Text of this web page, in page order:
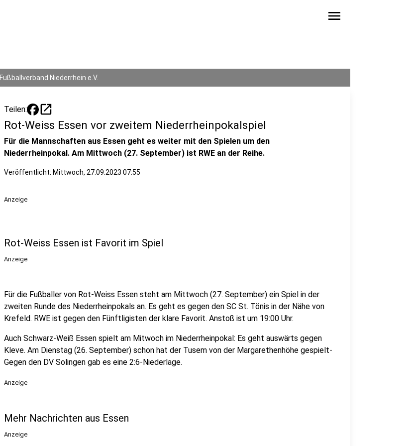
menu
Fußballverband Niederrhein e.V.
Teilen: open_in_new
Rot-Weiss Essen vor zweitem Niederrheinpokalspiel
Für die Mannschaften aus Essen geht es weiter mit den Spielen um den
Niederrheinpokal. Am Mittwoch (27. September) ist RWE an der Reihe.
Veröffentlicht: Mittwoch, 27.09.2023 07:55
Anzeige
Rot-Weiss Essen ist Favorit im Spiel
Anzeige
Für die Fußballer von Rot-Weiss Essen steht am Mittwoch (27. September) ein Spiel in der
zweiten Runde des Niederrheinpokals an. Es geht es gegen den SC St. Tönis in der Nähe von
Krefeld. RWE ist gegen den Fünftligisten der klare Favorit. Anstoß ist um 19:00 Uhr.
Auch Schwarz-Weiß Essen spielt am Mitwoch im Niederrheinpokal: Es geht auswärts gegen
Kleve. Am Dienstag (26. September) schon hat der Tusem von der Margarethenhöhe gespielt-
Gegen den DV Solingen gab es eine 2:6-Niederlage.
Anzeige
Mehr Nachrichten aus Essen
Anzeige